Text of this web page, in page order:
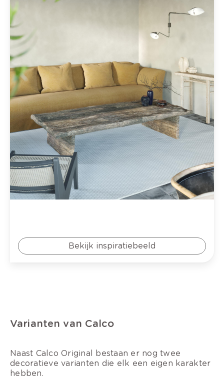
Bekijk inspiratiebeeld
Varianten van Calco
Naast Calco Original bestaan er nog twee
decoratieve varianten die elk een eigen karakter
hebben.